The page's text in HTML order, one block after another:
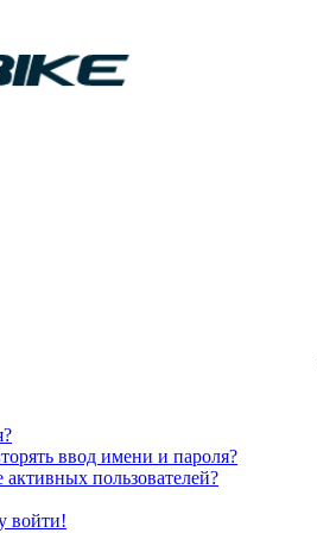
ввод имени и пароля?
активных пользователей?
войти!